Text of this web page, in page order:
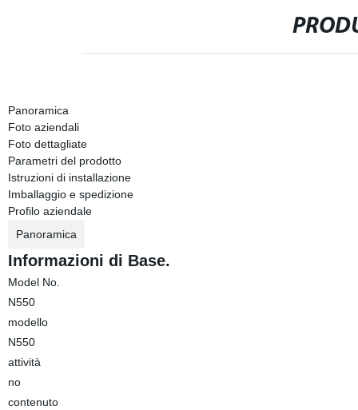
Panoramica
Foto aziendali
Foto dettagliate
Parametri del prodotto
Istruzioni di installazione
Imballaggio e spedizione
Profilo aziendale
Panoramica
Informazioni di Base.
Model No.
N550
modello
N550
attività
no
contenuto